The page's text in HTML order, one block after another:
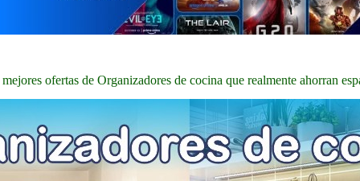
ofertas de Organizadores de cocina que realmente ahorran